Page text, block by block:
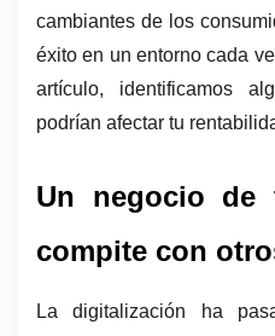
cambiantes de los
éxito en un entorno cada
artículo, identificamos
podrían afectar tu
Un negocio
compite con
La digitalización ha